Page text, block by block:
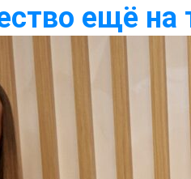
ещё на